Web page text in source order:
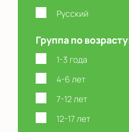
Русский
Группа по
1-3 года
4-6 лет
7-12 лет
12-17 лет